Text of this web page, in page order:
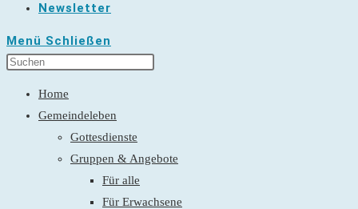
Newsletter
Menü Schließen
Home
Gemeindeleben
Gottesdienste
Gruppen & Angebote
Für alle
Für Erwachsene